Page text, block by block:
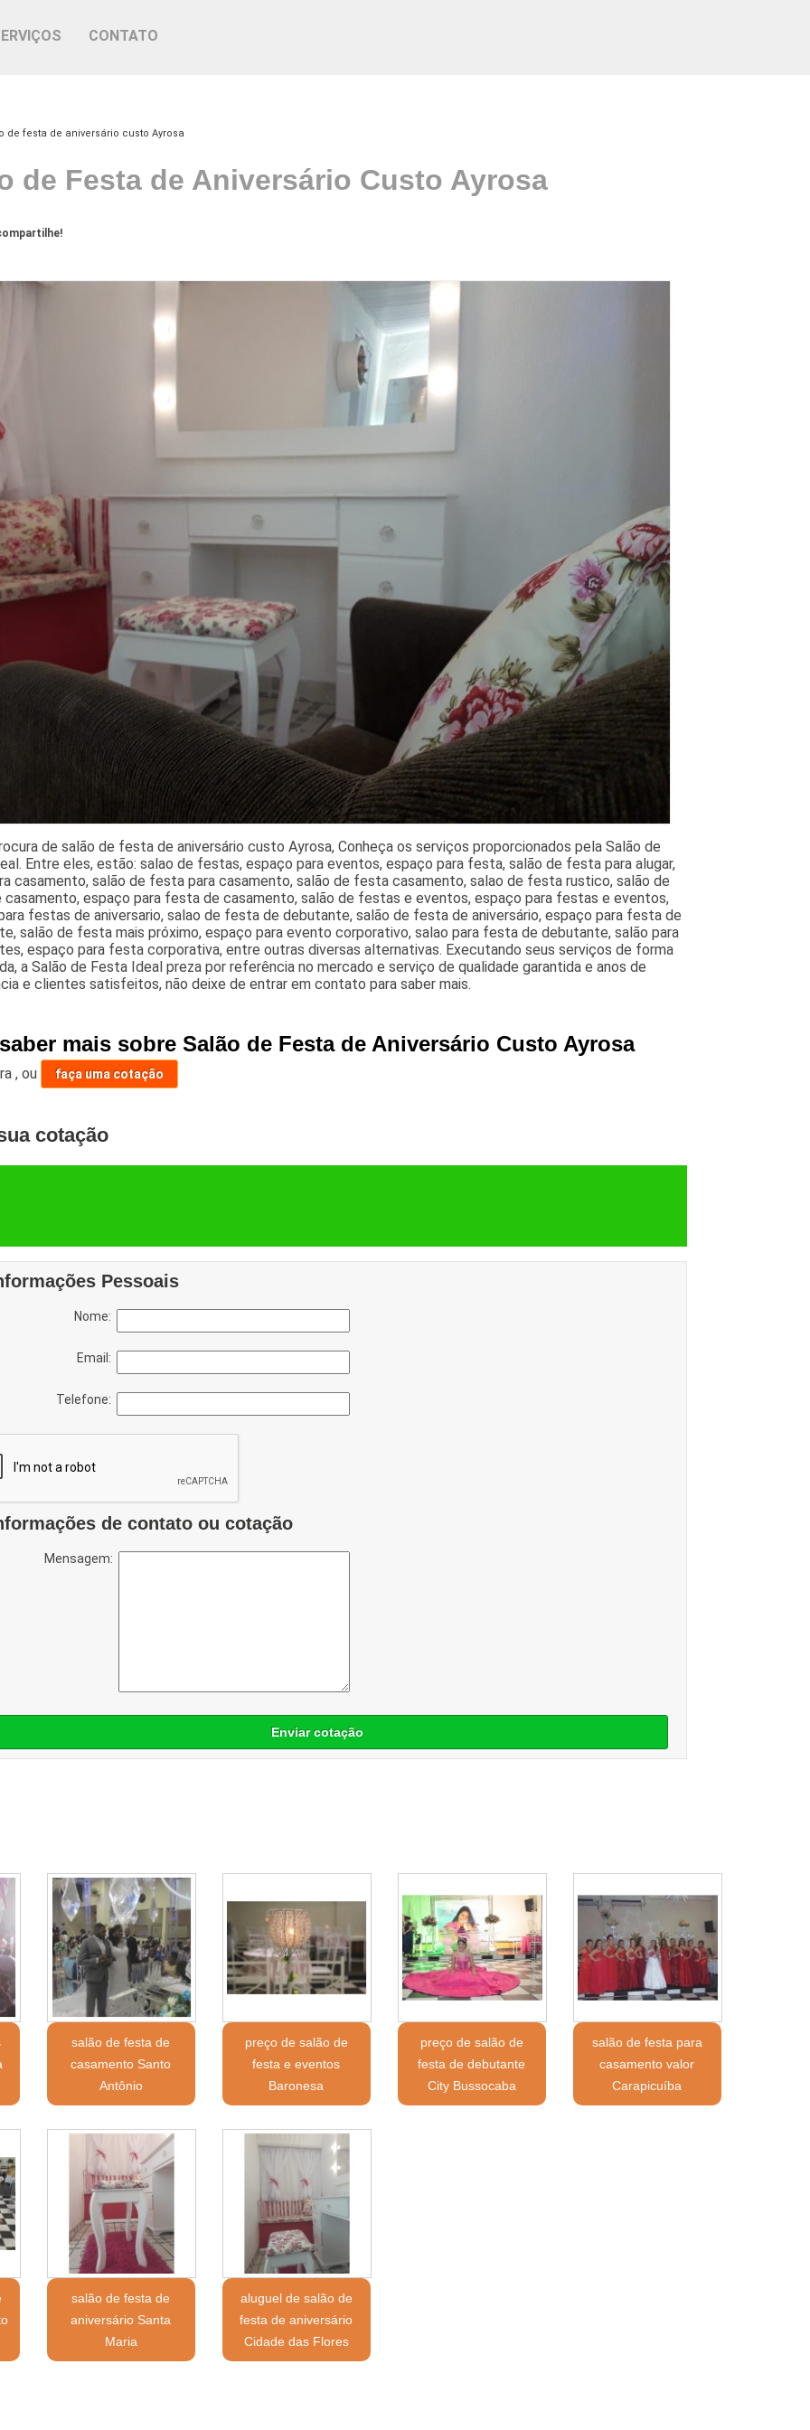
CONTATO
de festa de aniversário custo Ayrosa
de Festa de Aniversário Custo Ayrosa
de salão de festa de aniversário custo Ayrosa, Conheça os serviços proporcionados pela Salão de
Entre eles, estão: salao de festas, espaço para eventos, espaço para festa, salão de festa para alugar,
casamento, salão de festa para casamento, salão de festa casamento, salao de festa rustico, salão de
espaço para festa de casamento, salão de festas e eventos, espaço para festas e eventos,
festas de aniversario, salao de festa de debutante, salão de festa de aniversário, espaço para festa de
salão de festa mais próximo, espaço para evento corporativo, salao para festa de debutante, salão para
espaço para festa corporativa, entre outras diversas alternativas. Executando seus serviços de forma
a Salão de Festa Ideal preza por referência no mercado e serviço de qualidade garantida e anos de
e clientes satisfeitos, não deixe de entrar em contato para saber mais.
mais sobre Salão de Festa de Aniversário Custo Ayrosa
,ou faça uma cotação
cotação
Pessoais
Nome:
Email:
Telefone:
de contato ou cotação
Mensagem:
Enviar cotação
salão de festa de
casamento Santo
Antônio
preço de salão de
festa e eventos
Baronesa
preço de salão de
festa de debutante
City Bussocaba
salão de festa para
casamento valor
Carapicuíba
salão de festa de
aniversário Santa
Maria
aluguel de salão de
festa de aniversário
Cidade das Flores